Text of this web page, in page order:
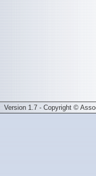
Version 1.7 - Copyright ©